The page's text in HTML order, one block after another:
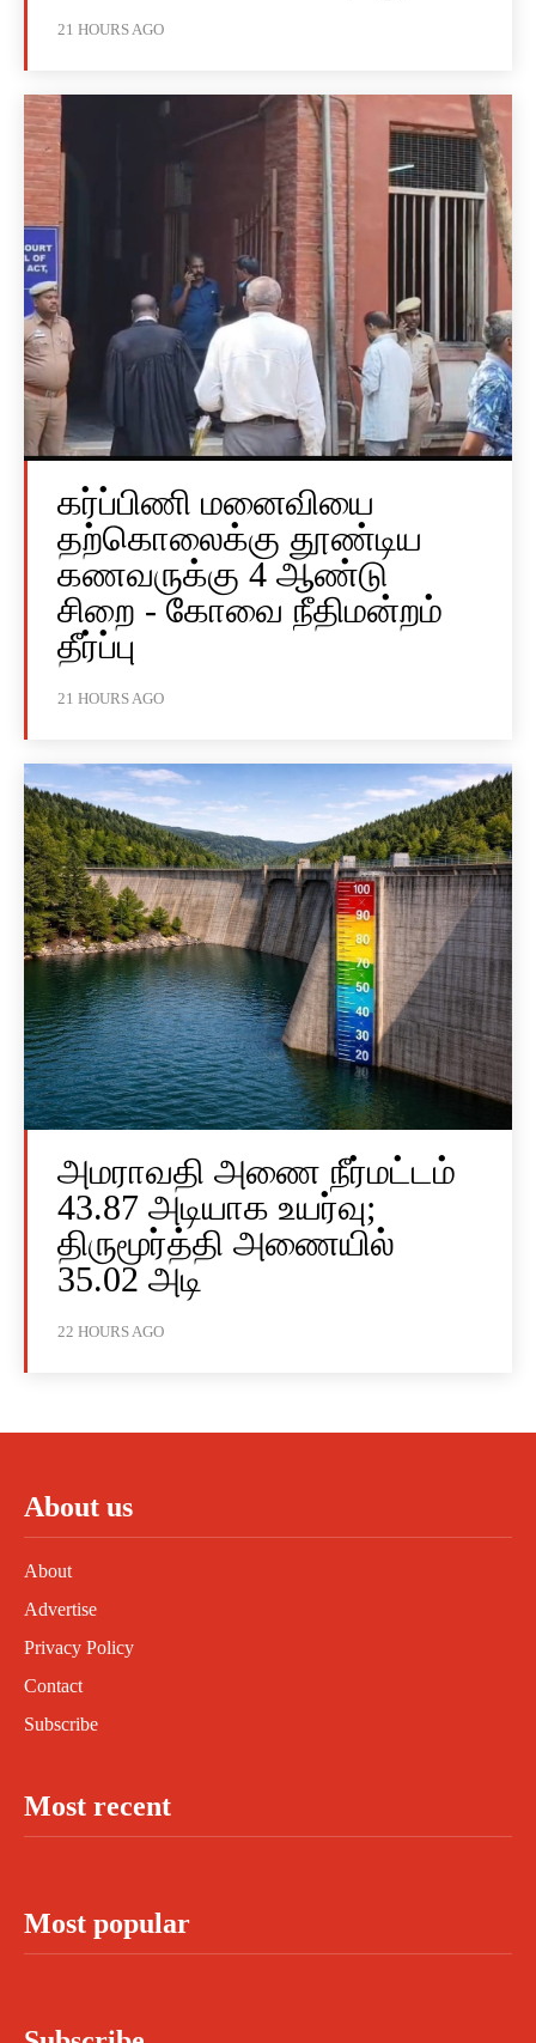
21 HOURS AGO
கர்ப்பிணி மனைவியை
தற்கொலைக்கு தூண்டிய
கணவருக்கு 4 ஆண்டு
சிறை - கோவை நீதிமன்றம்
தீர்ப்பு
21 HOURS AGO
அமராவதி அணை நீர்மட்டம்
43.87 அடியாக உயர்வு;
திருமூர்த்தி அணையில்
35.02 அடி
22 HOURS AGO
About us
About
Advertise
Privacy Policy
Contact
Subscribe
Most recent
Most popular